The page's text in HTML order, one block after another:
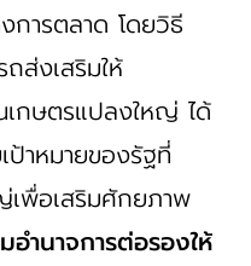
การตลาด โดยวิธี
ถส่งเสริมให้
กษตรแปลงใหญ่ ได้
ป้าหมายของรัฐที่
เพื่อเสริมศักยภาพ
อำนาจการต่อรองให้